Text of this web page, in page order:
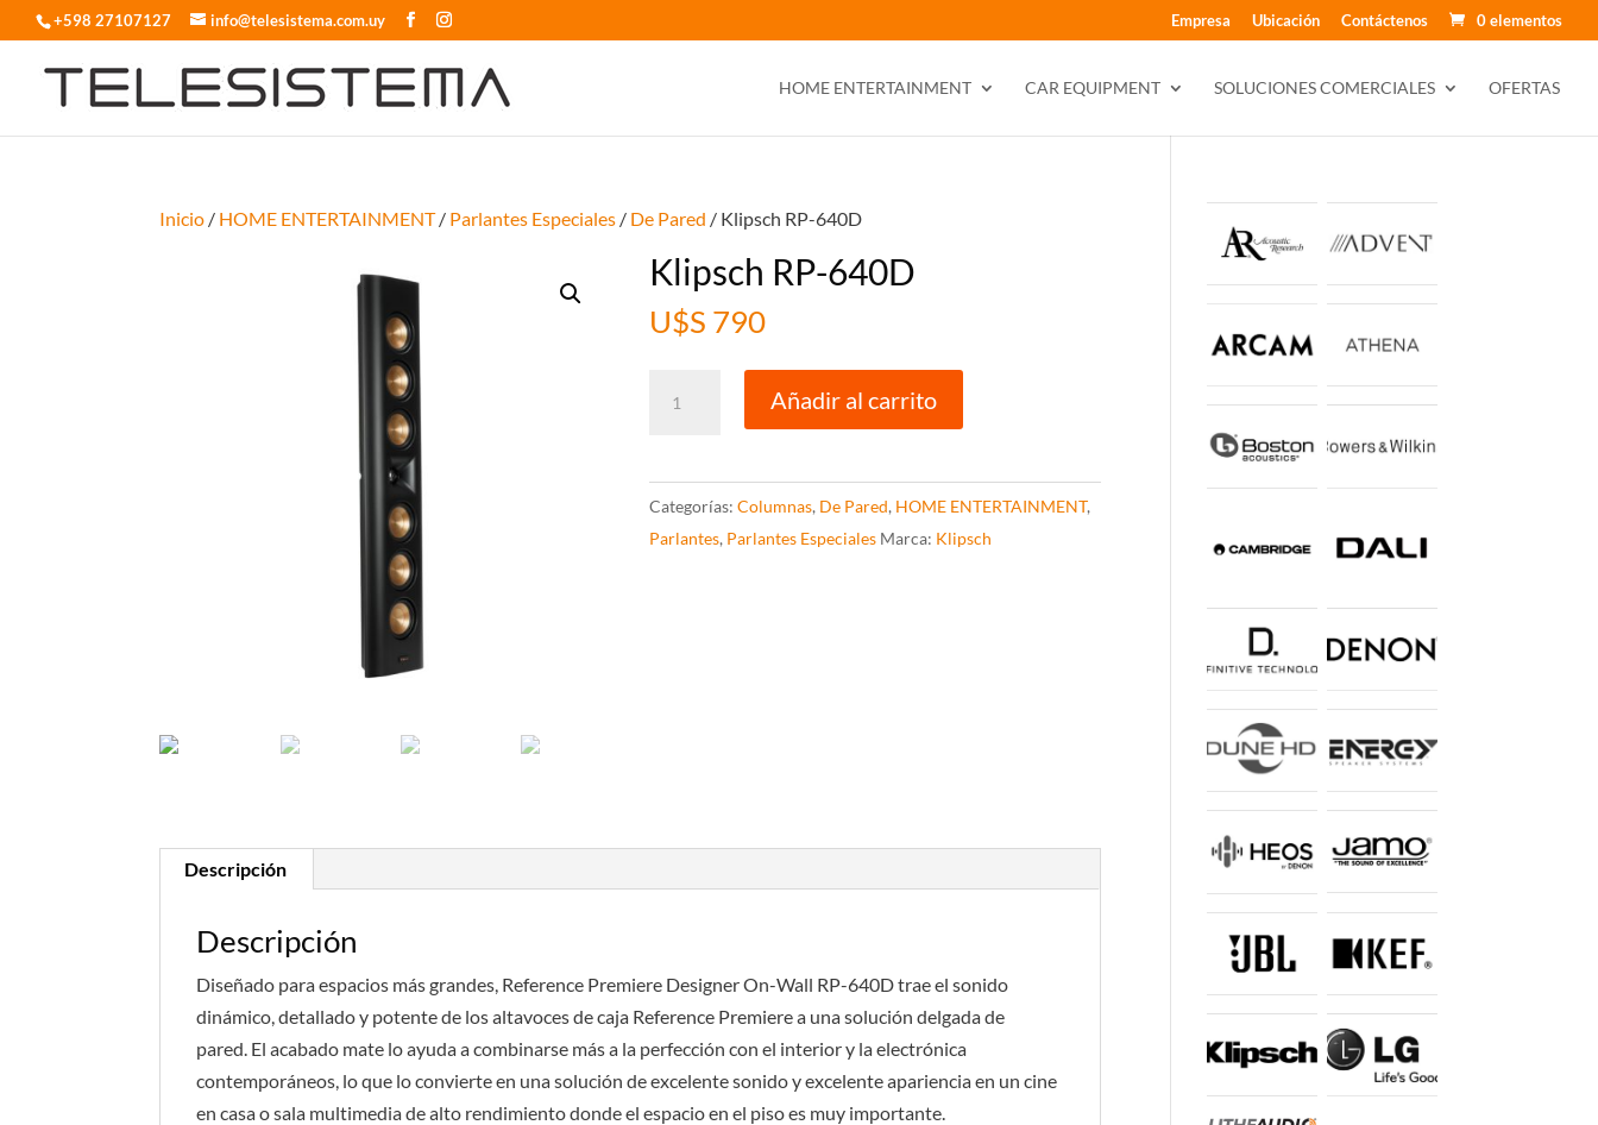
+598 27107127 info@telesistema.com.uy Empresa Ubicación Contáctenos 0 elementos
HOME ENTERTAINMENT CAR EQUIPMENT SOLUCIONES COMERCIALES OFERTAS
Inicio / HOME ENTERTAINMENT/ Parlantes Especiales / De Pared / Klipsch RP-640D
Klipsch RP-640D
U$S 790
RP-
cantidad
Añadir al carrito
Categorías:Columnas, De Pared, HOME ENTERTAINMENT,
Parlantes, Parlantes Especiales Marca: Klipsch
Descripción
Descripción
Diseñado para espacios más grandes, Reference Premiere Designer On-Wall RP-640D trae el sonido
dinámico, detallado y potente de los altavoces de caja Reference Premiere a una solución delgada de
pared. El acabado mate lo ayuda a combinarse más a la perfección con el interior y la electrónica
contemporáneos, lo que lo convierte en una solución de excelente sonido y excelente apariencia en un cine
en casa o sala multimedia de alto rendimiento donde el espacio en el piso es muy importante.